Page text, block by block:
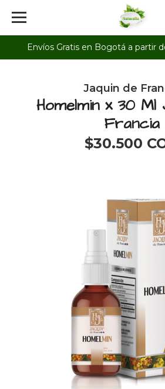
Envíos Gratis en Bogotá a partir
Jaquin de
Homelmin x 30 Ml
Francia
$30.500